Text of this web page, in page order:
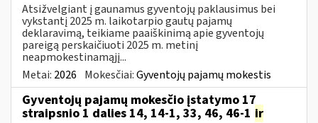
Atsižvelgiant į gaunamus gyventojų paklausimus bei
vykstantį 2025 m. laikotarpio gautų pajamų
deklaravimą, teikiame paaiškinimą apie gyventojų
pareigą perskaičiuoti 2025 m. metinį
neapmokestinamąjį...
Metai: 2026 Mokesčiai:Gyventojų pajamų mokestis
Gyventojų pajamų mokesčio įstatymo 17
straipsnio 1 dalies 14, 14-1, 33, 46, 46-1 ir